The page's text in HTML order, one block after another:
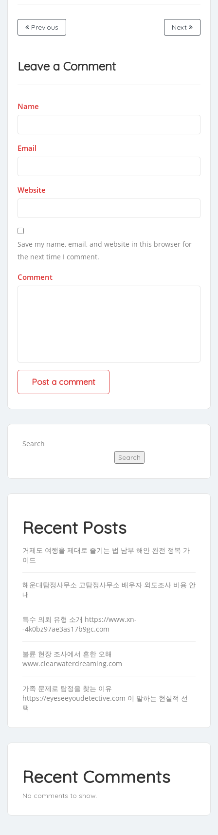
Previous Next
Leave a Comment
Name
Email
Website
Save my name, email, and website in this browser for
the next time I comment.
Comment
Search
Search
Recent Posts
거제도 여행을 제대로 즐기는 법 남부 해안 완전 정복 가
이드
해운대탐정사무소 고탐정사무소 배우자 외도조사 비용 안
내
특수 의뢰 유형 소개 https://www.xn-
-4k0bz97ae3as17b9gc.com
불륜 현장 조사에서 흔한 오해
www.clearwaterdreaming.com
가족 문제로 탐정을 찾는 이유
https://eyeseeyoudetective.com 이 말하는 현실적 선
택
Recent Comments
No comments to show.